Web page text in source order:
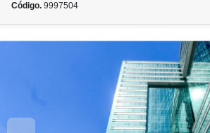
Código. 9997504